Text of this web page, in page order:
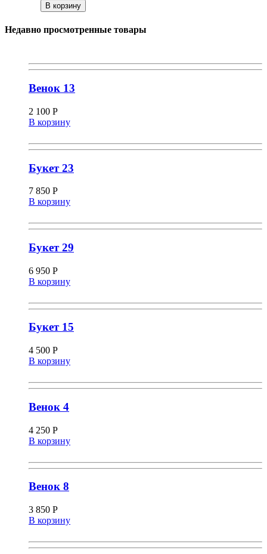
В корзину
Недавно просмотренные товары
Венок 13
2 100 Р
В корзину
Букет 23
7 850 Р
В корзину
Букет 29
6 950 Р
В корзину
Букет 15
4 500 Р
В корзину
Венок 4
4 250 Р
В корзину
Венок 8
3 850 Р
В корзину